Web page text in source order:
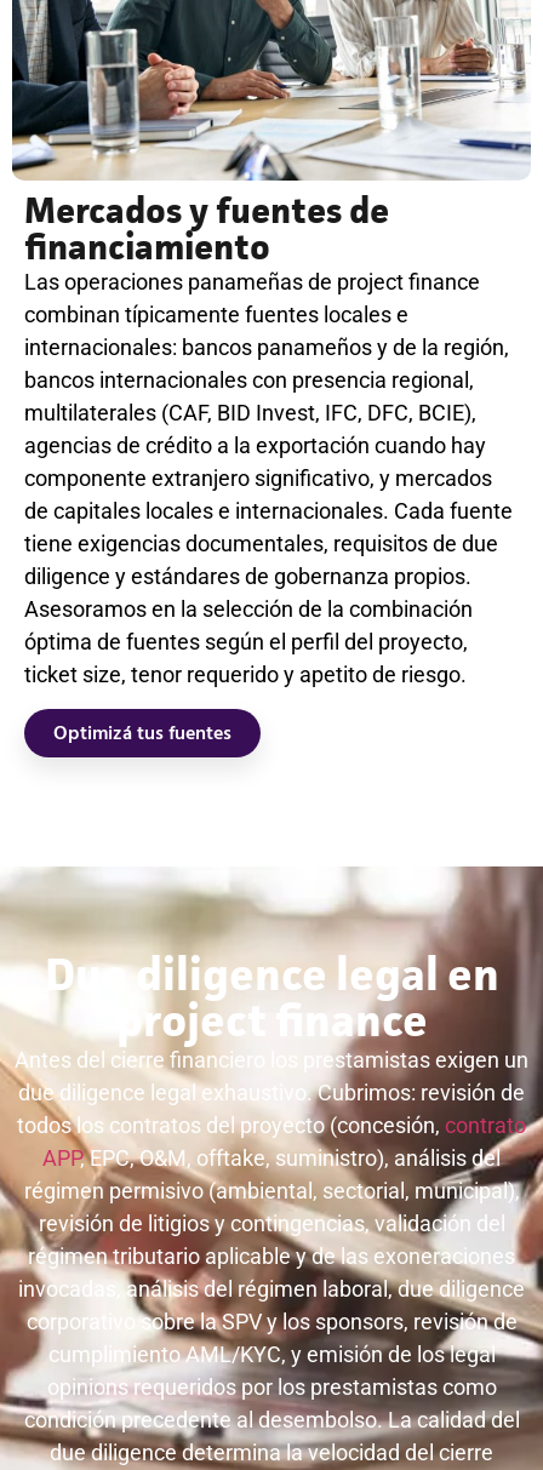
Mercados y fuentes de
financiamiento
Las operaciones panameñas de project finance
combinan típicamente fuentes locales e
internacionales: bancos panameños y de la región,
bancos internacionales con presencia regional,
multilaterales (CAF, BID Invest, IFC, DFC, BCIE),
agencias de crédito a la exportación cuando hay
componente extranjero significativo, y mercados
de capitales locales e internacionales. Cada fuente
tiene exigencias documentales, requisitos de due
diligence y estándares de gobernanza propios.
Asesoramos en la selección de la combinación
óptima de fuentes según el perfil del proyecto,
ticket size, tenor requerido y apetito de riesgo.
Optimizá tus fuentes
Due diligence legal en
project finance
Antes del cierre financiero los prestamistas exigen un
due diligence legal exhaustivo. Cubrimos: revisión de
todos los contratos del proyecto (concesión, contrato
APP, EPC, O&M, offtake, suministro), análisis del
régimen permisivo (ambiental, sectorial, municipal),
revisión de litigios y contingencias, validación del
régimen tributario aplicable y de las exoneraciones
invocadas, análisis del régimen laboral, due diligence
corporativo sobre la SPV y los sponsors, revisión de
cumplimiento AML/KYC, y emisión de los legal
opinions requeridos por los prestamistas como
condición precedente al desembolso. La calidad del
due diligence determina la velocidad del cierre